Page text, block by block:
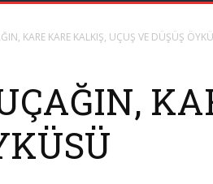
KARE KARE KALKIŞ, UÇUŞ VE DÜŞÜŞ